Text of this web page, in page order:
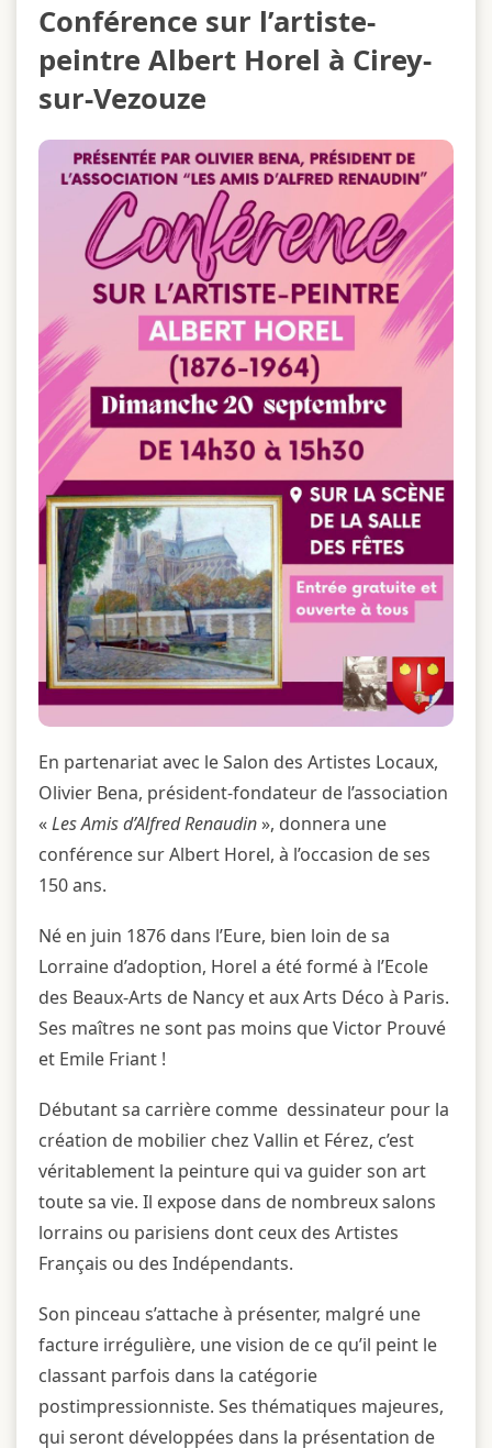
Conférence sur l’artiste-
peintre Albert Horel à Cirey-
sur-Vezouze
En partenariat avec le Salon des Artistes Locaux,
Olivier Bena, président-fondateur de l’association
«Les Amis d’Alfred Renaudin», donnera une
conférence sur Albert Horel, à l’occasion de ses
150 ans.
Né en juin 1876 dans l’Eure, bien loin de sa
Lorraine d’adoption, Horel a été formé à l’Ecole
des Beaux-Arts de Nancy et aux Arts Déco à Paris.
Ses maîtres ne sont pas moins que Victor Prouvé
et Emile Friant !
Débutant sa carrière comme dessinateur pour la
création de mobilier chez Vallin et Férez, c’est
véritablement la peinture qui va guider son art
toute sa vie. Il expose dans de nombreux salons
lorrains ou parisiens dont ceux des Artistes
Français ou des Indépendants.
Son pinceau s’attache à présenter, malgré une
facture irrégulière, une vision de ce qu’il peint le
classant parfois dans la catégorie
postimpressionniste. Ses thématiques majeures,
qui seront développées dans la présentation de